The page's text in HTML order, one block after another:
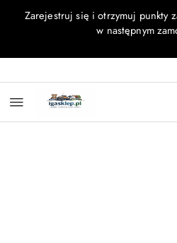
Przejdź do treści głównej
Przejdź do wyszukiwarki
Przejdź do moje konto
Przejdź do menu
Przejdź do opisu
Przejdź do stopki
Zarejestruj się i otrzymuj punkty
w następnym